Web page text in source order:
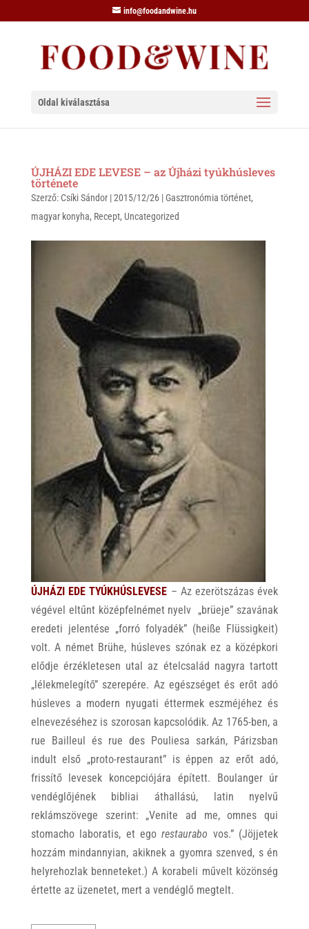
info@foodandwine.hu
Oldal kiválasztása
ÚJHÁZI EDE LEVESE – az Újházi tyúkhúsleves
története
Szerző: Csíki Sándor|2015/12/26|Gasztronómia történet,
magyar konyha, Recept, Uncategorized
ÚJHÁZI EDE TYÚKHÚSLEVESE – Az ezerötszázas évek
végével eltűnt középfelnémet nyelv „brüeje” szavának
eredeti jelentése „forró folyadék” (heiße Flüssigkeit)
volt. A német Brühe, húsleves szónak ez a középkori
elődje érzékletesen utal az ételcsalád nagyra tartott
„lélekmelegítő” szerepére. Az egészséget és erőt adó
húsleves a modern nyugati éttermek eszméjéhez és
elnevezéséhez is szorosan kapcsolódik. Az 1765-ben, a
rue Bailleul és rue des Pouliesa sarkán, Párizsban
indult első „proto-restaurant” is éppen az erőt adó,
frissítő levesek koncepciójára épített. Boulanger úr
vendéglőjének bibliai áthallású, latin nyelvű
reklámszövege szerint: „Venite ad me, omnes qui
stomacho laboratis, et egorestaurabo vos.” (Jöjjetek
hozzám mindannyian, akiknek a gyomra szenved, s én
helyrehozlak benneteket.) A korabeli művelt közönség
értette az üzenetet, mert a vendéglő megtelt.